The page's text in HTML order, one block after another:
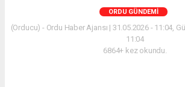
ORDU GÜNDEMI
(Orducu) - Ordu Haber Ajansı | 31.05.2026 - 11:04,
11:04
6864+ kez okundu.